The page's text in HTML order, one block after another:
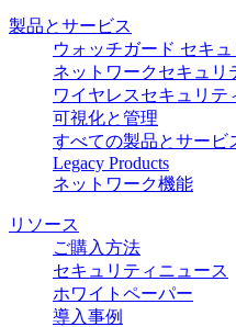
製品とサービス
ウォッチガード セキ
ネットワークセキュリ
ワイヤレスセキュリテ
可視化と管理
すべての製品とサービ
Legacy Products
ネットワーク機能
リソース
ご購入方法
セキュリティニュース
ホワイトペーパー
導入事例